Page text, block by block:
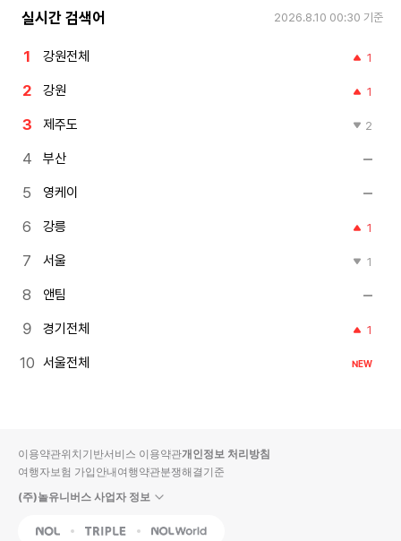
실시간 검색어 2026.8.10 00:30 기준
강원전체 1
강원 1
제주도 2
부산
영케이
강릉 1
서울 1
앤팀
경기전체 1
서울전체 NEW
이용약관위치기반서비스 이용약관개인정보 처리방침
여행자보험 가입안내여행약관분쟁해결기준
(주)놀유니버스 사업자 정보
NOL Triple Interpark Global